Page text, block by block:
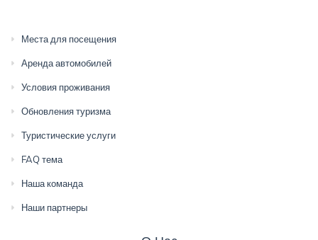
Места для посещения
Аренда автомобилей
Условия проживания
Обновления туризма
Туристические услуги
FAQ тема
Наша команда
Наши партнеры